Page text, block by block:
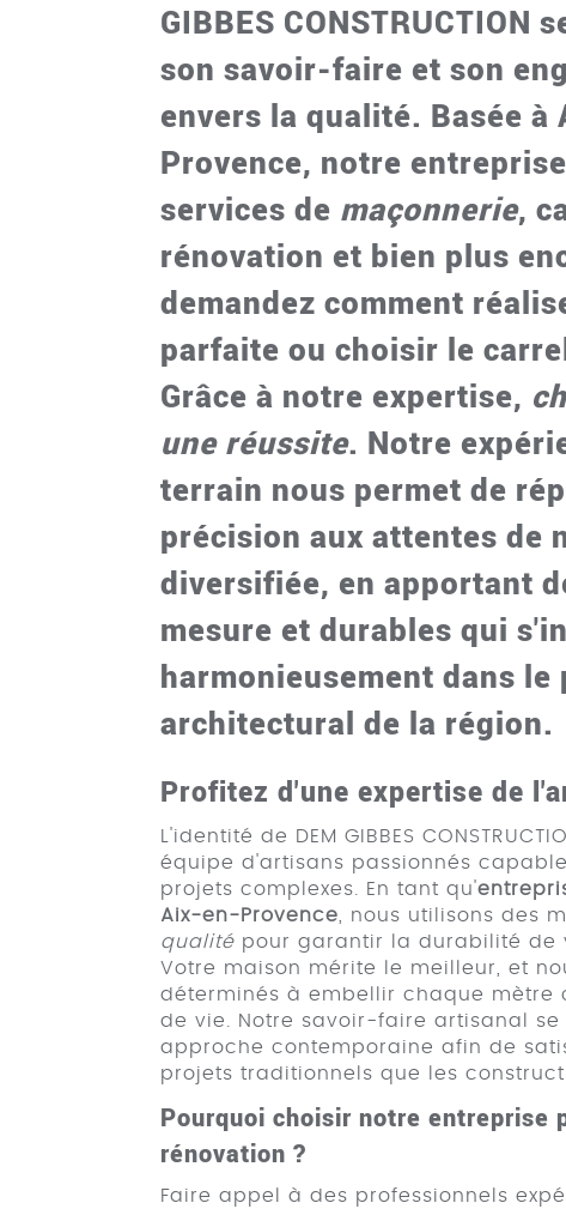
GIBBES CONSTRUCTION
son savoir-faire et son
envers la qualité. Basée à
Provence, notre
services de maçonnerie,
rénovation et bien plus
demandez comment
parfaite ou choisir le
Grâce à notre expertise,
une réussite. Notre
terrain nous permet de
précision aux attentes de
diversifiée, en apportant
mesure et durables qui
harmonieusement dans le
architectural de la région.
Profitez d'une expertise de
L'identité de DEM GIBBES
équipe d'artisans passionnés
projets complexes. En tant qu'
Aix-en-Provence , nous utilisons des
qualité pour garantir la durabilité de
Votre maison mérite le meilleur, et
déterminés à embellir chaque mètre
de vie. Notre savoir-faire artisanal
approche contemporaine afin de
projets traditionnels que les
Pourquoi choisir notre entreprise
rénovation ?
Faire appel à des professionnels